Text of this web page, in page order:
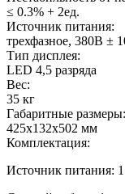
≤ 0.3% + 2ед.
Источник питания:
трехфазное, 380В ±
Тип дисплея:
LED 4,5 разряда
Вес:
35 кг
Габаритные размеры:
425х132х502 мм
Комплектация:
Источник питания: